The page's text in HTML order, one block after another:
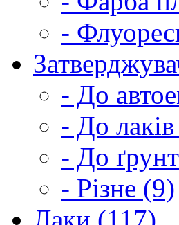
-
- До
- До
- До
- Різне (9)
Лаки (117)